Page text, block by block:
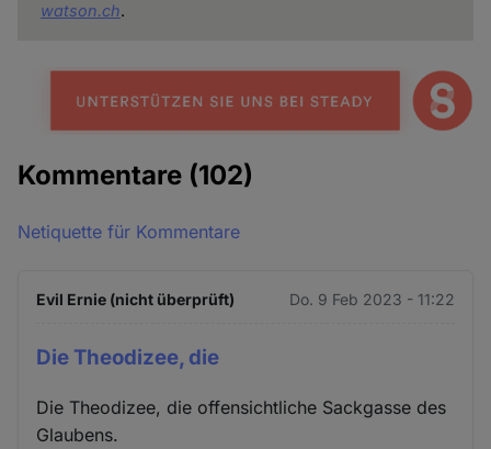
watson.ch.
Kommentare (102)
Netiquette für Kommentare
Evil Ernie (nicht überprüft) Do. 9 Feb 2023 - 11:22
Die Theodizee, die
Die Theodizee, die offensichtliche Sackgasse des
Glaubens.